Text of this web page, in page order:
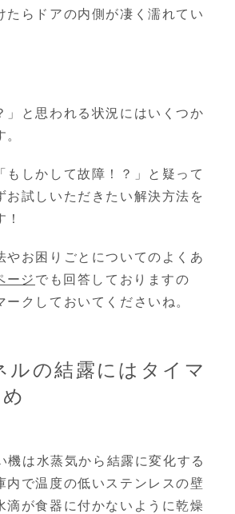
たらドアの内側が凄く濡れてい
」と思われる状況にはいくつか
もしかして故障！？」と疑って
お試しいただきたい解決方法を
やお困りごとについてのよくあ
ージ でも回答しておりますの
クしておいてくださいね。
の結露にはタイマ
は水蒸気から結露に変化する
内で温度の低いステンレスの壁
滴が食器に付かないように乾燥